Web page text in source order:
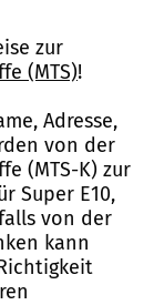
zur
(MTS)!
Adresse,
von der
(MTS-K) zur
Super E10,
von der
kann